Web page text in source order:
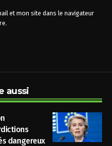
et mon site dans le navigateur
aussi
dangereux